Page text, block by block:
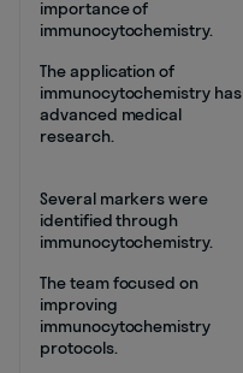
importance of
immunocytochemistry.
The application of
immunocytochemistry has
advanced medical
research.
Several markers were
identified through
immunocytochemistry.
The team focused on
improving
immunocytochemistry
protocols.